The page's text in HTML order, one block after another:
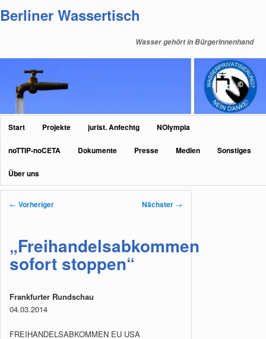
primären
Berliner Wassertisch
Wasser gehört in BürgerInnenhand
Hauptmenü
Start Projekte jurist. Anfechtg NOlympia
noTTIP-noCETA Dokumente Presse Medien Sonstiges
Über uns
Beitragsnavigation
← Vorheriger Nächster →
„Freihandelsabkommen
sofort stoppen“
Frankfurter Rundschau
04.03.2014
FREIHANDELSABKOMMEN EU USA